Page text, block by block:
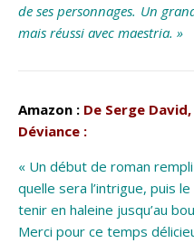
de ses personnages. Un
mais réussi avec maestria. »
Amazon : De Serge
Déviance :
« Un début de roman
quelle sera l’intrigue, puis
tenir en haleine jusqu’au
Merci pour ce temps